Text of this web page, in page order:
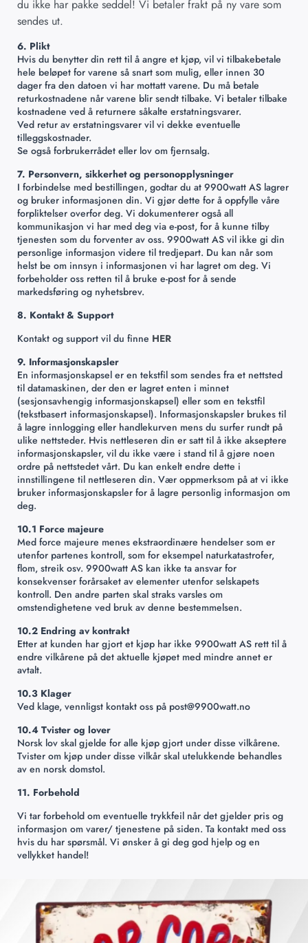
du ikke har pakke seddel! Vi betaler frakt på ny vare som
sendes ut.
6. Plikt
Hvis du benytter din rett til å angre et kjøp, vil vi tilbakebetale
hele beløpet for varene så snart som mulig, eller innen 30
dager fra den datoen vi har mottatt varene. Du må betale
returkostnadene når varene blir sendt tilbake. Vi betaler tilbake
kostnadene ved å returnere såkalte erstatningsvarer.
Ved retur av erstatningsvarer vil vi dekke eventuelle
tilleggskostnader.
Se også forbrukerrådet eller lov om fjernsalg.
7. Personvern, sikkerhet og personopplysninger
I forbindelse med bestillingen, godtar du at 9900watt AS lagrer
og bruker informasjonen din. Vi gjør dette for å oppfylle våre
forpliktelser overfor deg. Vi dokumenterer også all
kommunikasjon vi har med deg via e-post, for å kunne tilby
tjenesten som du forventer av oss. 9900watt AS vil ikke gi din
personlige informasjon videre til tredjepart. Du kan når som
helst be om innsyn i informasjonen vi har lagret om deg. Vi
forbeholder oss retten til å bruke e-post for å sende
markedsføring og nyhetsbrev.
8. Kontakt & Support
Kontakt og support vil du finne HER
9. Informasjonskapsler
En informasjonskapsel er en tekstfil som sendes fra et nettsted
til datamaskinen, der den er lagret enten i minnet
(sesjonsavhengig informasjonskapsel) eller som en tekstfil
(tekstbasert informasjonskapsel). Informasjonskapsler brukes til
å lagre innlogging eller handlekurven mens du surfer rundt på
ulike nettsteder. Hvis nettleseren din er satt til å ikke akseptere
informasjonskapsler, vil du ikke være i stand til å gjøre noen
ordre på nettstedet vårt. Du kan enkelt endre dette i
innstillingene til nettleseren din. Vær oppmerksom på at vi ikke
bruker informasjonskapsler for å lagre personlig informasjon om
deg.
10.1 Force majeure
Med force majeure menes ekstraordinære hendelser som er
utenfor partenes kontroll, som for eksempel naturkatastrofer,
flom, streik osv. 9900watt AS kan ikke ta ansvar for
konsekvenser forårsaket av elementer utenfor selskapets
kontroll. Den andre parten skal straks varsles om
omstendighetene ved bruk av denne bestemmelsen.
10.2 Endring av kontrakt
Etter at kunden har gjort et kjøp har ikke 9900watt AS rett til å
endre vilkårene på det aktuelle kjøpet med mindre annet er
avtalt.
10.3 Klager
Ved klage, vennligst kontakt oss på post@9900watt.no
10.4 Tvister og lover
Norsk lov skal gjelde for alle kjøp gjort under disse vilkårene.
Tvister om kjøp under disse vilkår skal utelukkende behandles
av en norsk domstol.
11. Forbehold
Vi tar forbehold om eventuelle trykkfeil når det gjelder pris og
informasjon om varer/ tjenestene på siden. Ta kontakt med oss
hvis du har spørsmål. Vi ønsker å gi deg god hjelp og en
vellykket handel!